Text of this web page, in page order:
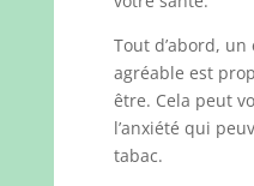
Tout d’abord,
agréable est
être. Cela peut
l’anxiété qui
tabac.